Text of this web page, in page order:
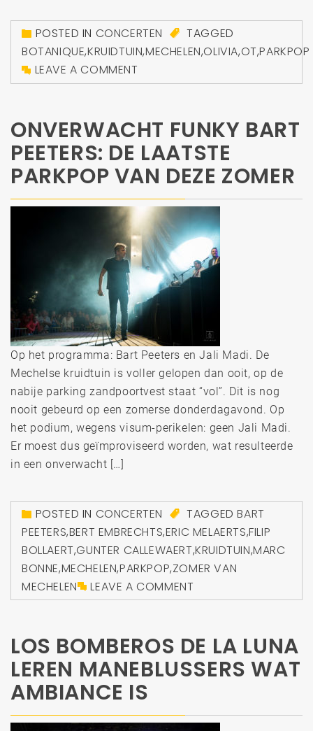
POSTED IN CONCERTEN
TAGGED
BOTANIQUE,KRUIDTUIN,MECHELEN,OLIVIA,OT,PARKPOP
LEAVE A COMMENT
ONVERWACHT FUNKY BART
PEETERS: DE LAATSTE
PARKPOP VAN DEZE ZOMER
Op het programma: Bart Peeters en Jali Madi. De
Mechelse kruidtuin is voller gelopen dan ooit, op de
nabije parking zandpoortvest staat “vol”. Dit is nog
nooit gebeurd op een zomerse donderdagavond. Op
het podium, wegens visum-perikelen: geen Jali Madi.
Er moest dus geïmproviseerd worden, wat resulteerde
in een onverwacht […]
POSTED IN CONCERTEN TAGGEDBART
PEETERS,BERT EMBRECHTS,ERIC MELAERTS,FILIP
BOLLAERT,GUNTER CALLEWAERT,KRUIDTUIN,MARC
BONNE,MECHELEN,PARKPOP,ZOMER VAN
MECHELEN
LEAVE A COMMENT
LOS BOMBEROS DE LA LUNA
LEREN MANEBLUSSERS WAT
AMBIANCE IS